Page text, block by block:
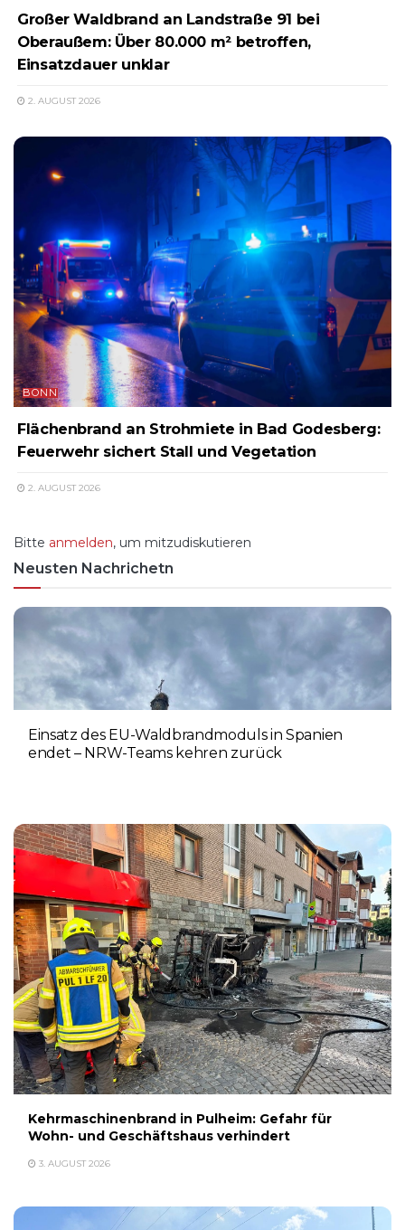
Großer Waldbrand an Landstraße 91 bei
Oberaußem: Über 80.000 m² betroffen,
Einsatzdauer unklar
2. AUGUST 2026
BONN
Flächenbrand an Strohmiete in Bad Godesberg:
Feuerwehr sichert Stall und Vegetation
2. AUGUST 2026
Bitte anmelden, um mitzudiskutieren
Neusten Nachrichetn
Einsatz des EU-Waldbrandmoduls in Spanien
endet – NRW-Teams kehren zurück
Kehrmaschinenbrand in Pulheim: Gefahr für
Wohn- und Geschäftshaus verhindert
3. AUGUST 2026